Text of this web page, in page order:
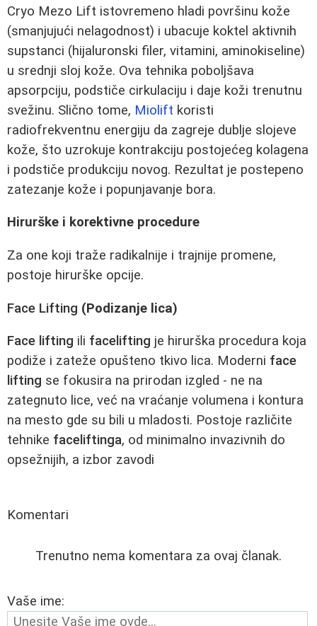
Cryo Mezo Lift istovremeno hladi površinu kože
(smanjujući nelagodnost) i ubacuje koktel aktivnih
supstanci (hijaluronski filer, vitamini, aminokiseline)
u srednji sloj kože. Ova tehnika poboljšava
apsorpciju, podstiče cirkulaciju i daje koži trenutnu
svežinu. Slično tome, Miolift koristi
radiofrekventnu energiju da zagreje dublje slojeve
kože, što uzrokuje kontrakciju postojećeg kolagena
i podstiče produkciju novog. Rezultat je postepeno
zatezanje kože i popunjavanje bora.
Hirurške i korektivne procedure
Za one koji traže radikalnije i trajnije promene,
postoje hirurške opcije.
Face Lifting (Podizanje lica)
Face lifting ili facelifting je hirurška procedura koja
podiže i zateže opušteno tkivo lica. Moderni face
lifting se fokusira na prirodan izgled - ne na
zategnuto lice, već na vraćanje volumena i kontura
na mesto gde su bili u mladosti. Postoje različite
tehnike faceliftinga, od minimalno invazivnih do
opsežnijih, a izbor zavodi
Komentari
Trenutno nema komentara za ovaj članak.
Vaše ime: